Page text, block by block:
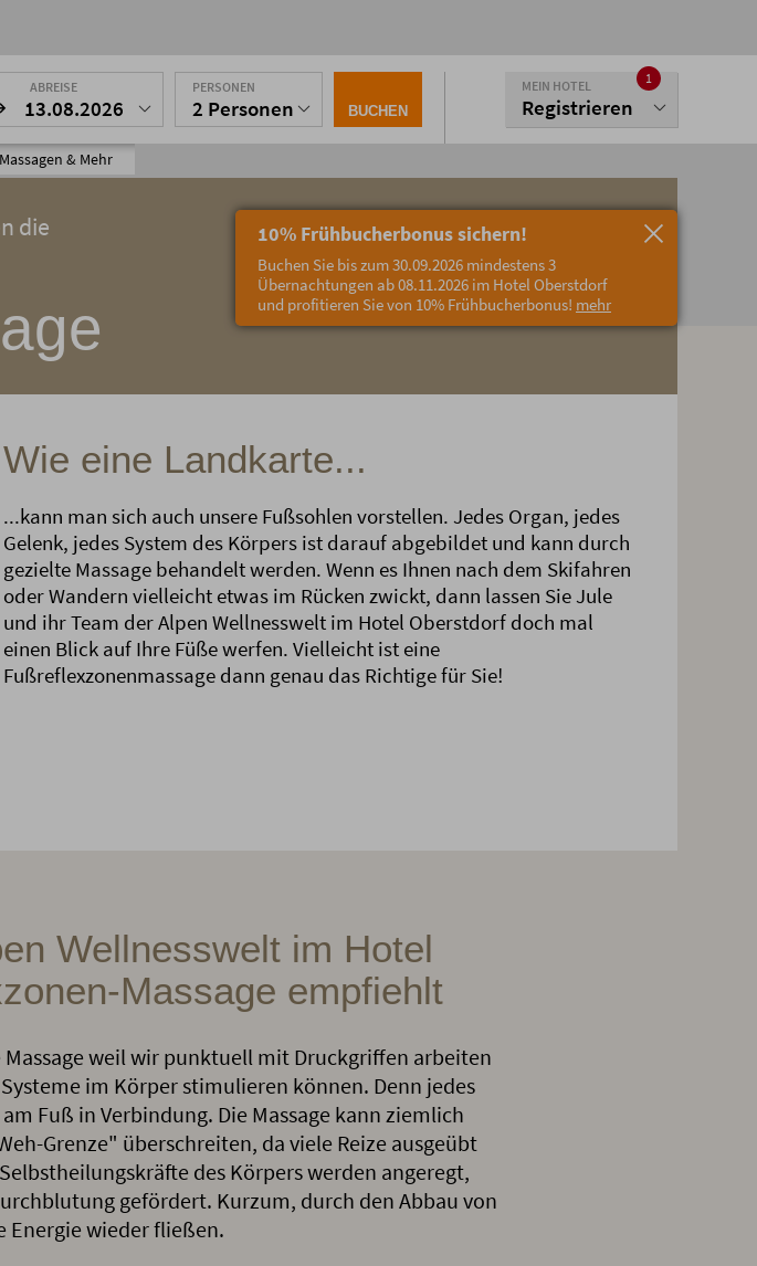
Massagen & Mehr
10% Frühbucherbonus sichern!
Buchen Sie bis zum 30.09.2026 mindestens 3
Übernachtungen ab 08.11.2026 im Hotel Oberstdorf
und profitieren Sie von 10% Frühbucherbonus! mehr
ABREISE
13.08.2026
PERSONEN
2 Personen BUCHEN
MEIN HOTEL
Registrieren
1
die
Wie eine Landkarte...
...kann man sich auch unsere Fußsohlen vorstellen. Jedes Organ, jedes
Gelenk, jedes System des Körpers ist darauf abgebildet und kann durch
gezielte Massage behandelt werden. Wenn es Ihnen nach dem Skifahren
oder Wandern vielleicht etwas im Rücken zwickt, dann lassen Sie Jule
und ihr Team der Alpen Wellnesswelt im Hotel Oberstdorf doch mal
einen Blick auf Ihre Füße werfen. Vielleicht ist eine
Fußreflexzonenmassage dann genau das Richtige für Sie!
Wellnesswelt im Hotel
Massage empfiehlt
weil wir punktuell mit Druckgriffen arbeiten
im Körper stimulieren können. Denn jedes
Fuß in Verbindung. Die Massage kann ziemlich
Grenze" überschreiten, da viele Reize ausgeübt
des Körpers werden angeregt,
gefördert. Kurzum, durch den Abbau von
Energie wieder fließen.